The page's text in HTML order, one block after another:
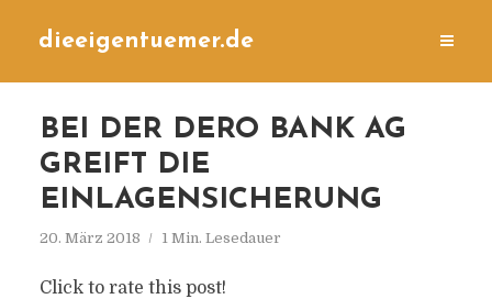
dieeigentuemer.de
BEI DER DERO BANK AG
GREIFT DIE
EINLAGENSICHERUNG
20. März 2018 1 Min. Lesedauer
Click to rate this post!